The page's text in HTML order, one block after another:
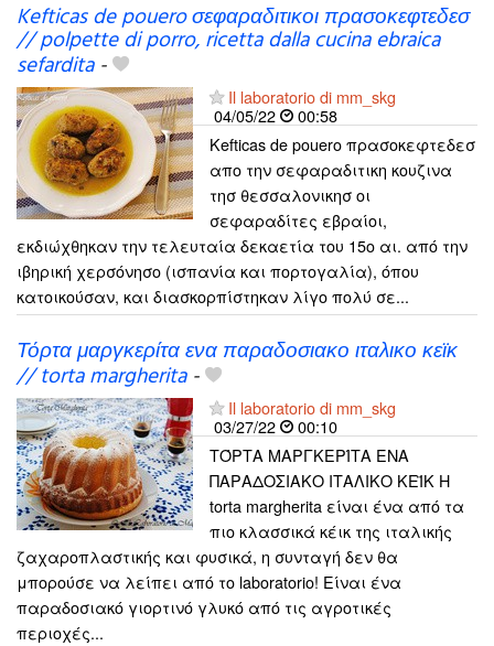
Kefticas de pouero σεφαραδιτικοι πρασοκεφτεδεσ
// polpette di porro, ricetta dalla cucina ebraica
sefardita-
Il laboratorio di mm_skg
04/05/22
00:58
Kefticas de pouero πρασοκεφτεδεσ
απο την σεφαραδιτικη κουζινα
τησ θεσσαλονικησ οι
σεφαραδίτες εβραίοι,
εκδιώχθηκαν την τελευταία δεκαετία του 15ο αι. από την
ιβηρική χερσόνησο (ισπανία και πορτογαλία), όπου
κατοικούσαν, και διασκορπίστηκαν λίγο πολύ σε...
Τόρτα μαργκερίτα ενα παραδοσιακο ιταλικο κεϊκ
// torta margherita-
Il laboratorio di mm_skg
03/27/22
00:10
ΤΌΡΤΑ ΜΑΡΓΚΕΡΊΤΑ ΕΝΑ
ΠΑΡΑΔΟΣΙΑΚΟ ΙΤΑΛΙΚΟ ΚΕΪΚ Η
torta margherita είναι ένα από τα
πιο κλασσικά κέικ της ιταλικής
ζαχαροπλαστικής και φυσικά, η συνταγή δεν θα
μπορούσε να λείπει από το laboratorio! Είναι ένα
παραδοσιακό γιορτινό γλυκό από τις αγροτικές
περιοχές...